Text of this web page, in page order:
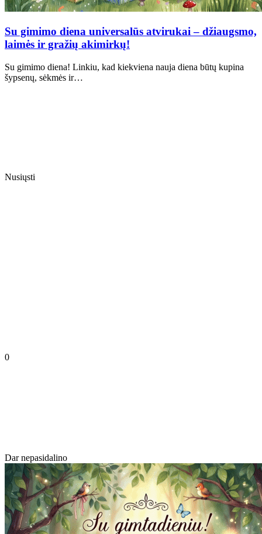
Su gimimo diena universalūs atvirukai – džiaugsmo,
laimės ir gražių akimirkų!
Su gimimo diena! Linkiu, kad kiekviena nauja diena būtų kupina
šypsenų, sėkmės ir…
Nusiųsti
0
Dar nepasidalino